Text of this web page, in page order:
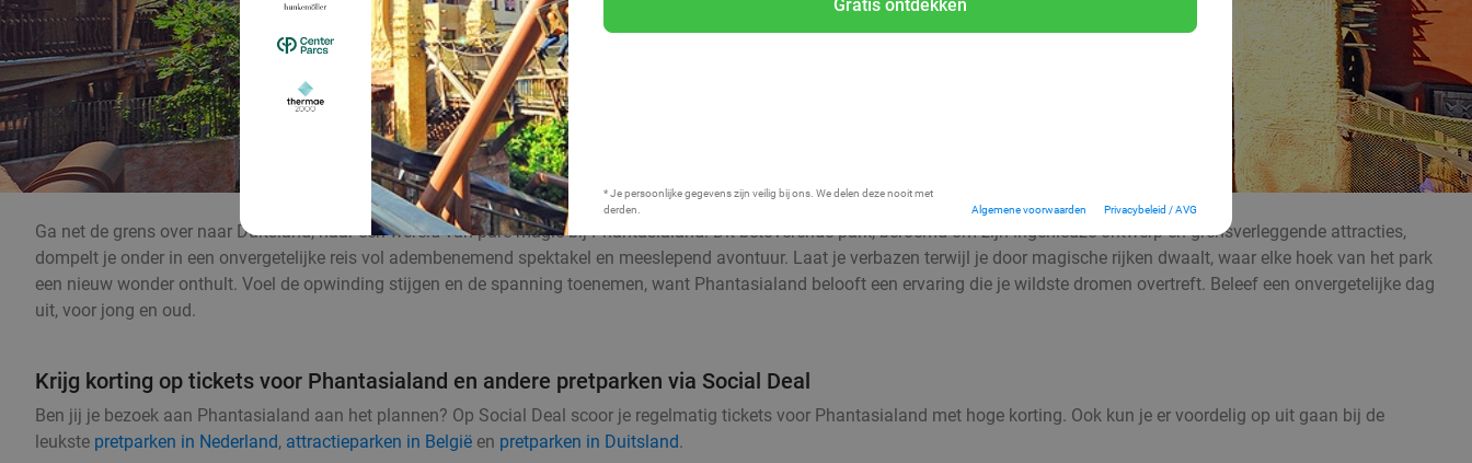
Gratis ontdekken
* Je persoonlijke gegevens zijn veilig bij ons. We delen deze nooit met
derden.
Algemene voorwaarden Privacybeleid / AVG
Ga net de grens over naar Duitsland, naar een wereld van pure magie bij Phantasialand. Dit betoverende park, beroemd om zijn ingenieuze ontwerp en grensverleggende attracties,
dompelt je onder in een onvergetelijke reis vol adembenemend spektakel en meeslepend avontuur. Laat je verbazen terwijl je door magische rijken dwaalt, waar elke hoek van het park
een nieuw wonder onthult. Voel de opwinding stijgen en de spanning toenemen, want Phantasialand belooft een ervaring die je wildste dromen overtreft. Beleef een onvergetelijke dag
uit, voor jong en oud.
Krijg korting op tickets voor Phantasialand en andere pretparken via Social Deal
Ben jij je bezoek aan Phantasialand aan het plannen? Op Social Deal scoor je regelmatig tickets voor Phantasialand met hoge korting. Ook kun je er voordelig op uit gaan bij de
leukste pretparken in Nederland, attractieparken in België en pretparken in Duitsland.